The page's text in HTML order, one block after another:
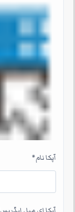
آپکا نام*